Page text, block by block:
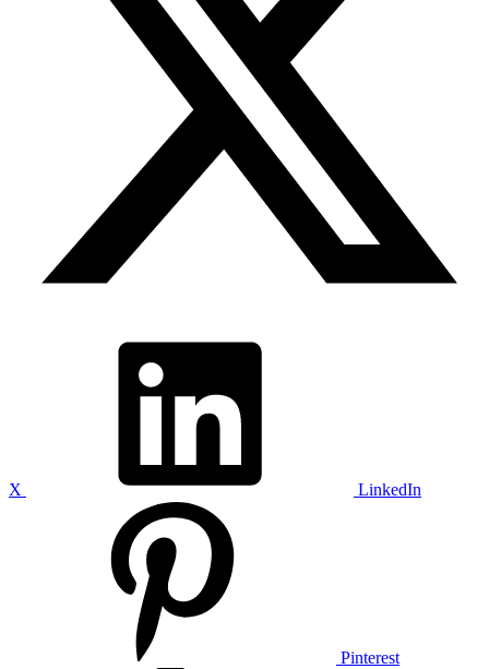
X LinkedIn
Pinterest